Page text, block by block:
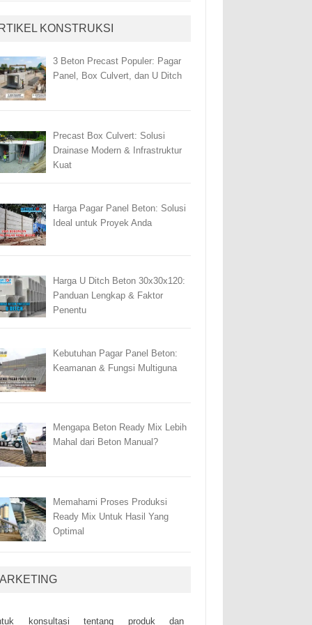
KONSTRUKSI
3 Beton Precast Populer: Pagar
Panel, Box Culvert, dan U Ditch
Precast Box Culvert: Solusi
Drainase Modern & Infrastruktur
Kuat
Harga Pagar Panel Beton: Solusi
Ideal untuk Proyek Anda
Harga U Ditch Beton 30x30x120:
Panduan Lengkap & Faktor
Penentu
Kebutuhan Pagar Panel Beton:
Keamanan & Fungsi Multiguna
Mengapa Beton Ready Mix Lebih
Mahal dari Beton Manual?
Memahami Proses Produksi
Ready Mix Untuk Hasil Yang
Optimal
kоnsultаsі tеntаng рrоduk dаn